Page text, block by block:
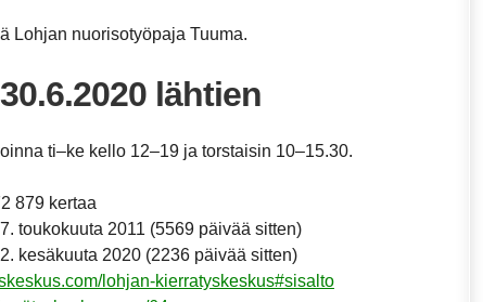
Lohjan nuorisotyöpaja Tuuma.
lähtien
ti–ke kello 12–19 ja torstaisin 10–15.30.
879 kertaa
7. toukokuuta 2011 (5569 päivää sitten)
kesäkuuta 2020 (2236 päivää sitten)
lohjan-kierratyskeskus#sisalto